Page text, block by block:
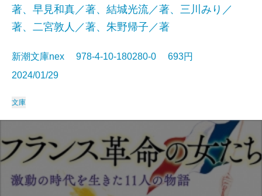
著、早見和真／著、結城光流／著、三川みり／
著、二宮敦人／著、朱野帰子／著
新潮文庫nex 978-4-10-180280-0 693円
2024/01/29
文庫